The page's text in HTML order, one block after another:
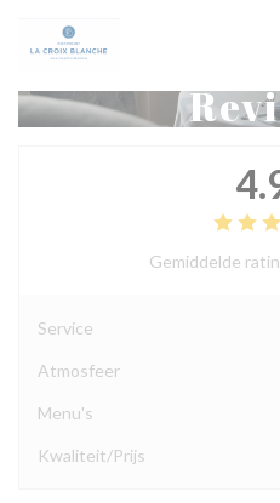
Gemiddelde
Service
Atmosfeer
Menu's
Kwaliteit/Prijs